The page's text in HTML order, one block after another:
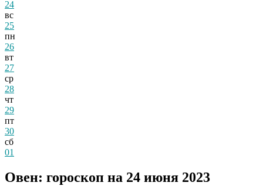
24
вс
25
пн
26
вт
27
ср
28
чт
29
пт
30
сб
01
Овен: гороскоп на 24 июня 2023